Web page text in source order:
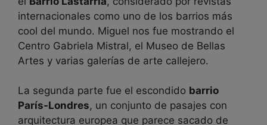
internacionales como uno de los barrios más
cool del mundo. Miguel nos fue mostrando el
Centro Gabriela Mistral, el Museo de Bellas
Artes y varias galerías de arte callejero.
La segunda parte fue el escondido barrio
París-Londres, un conjunto de pasajes con
arquitectura europea que parece sacado de